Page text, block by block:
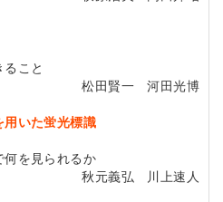
こと
松田賢一 河田光博
いた蛍光標識
を見られるか
秋元義弘 川上速人